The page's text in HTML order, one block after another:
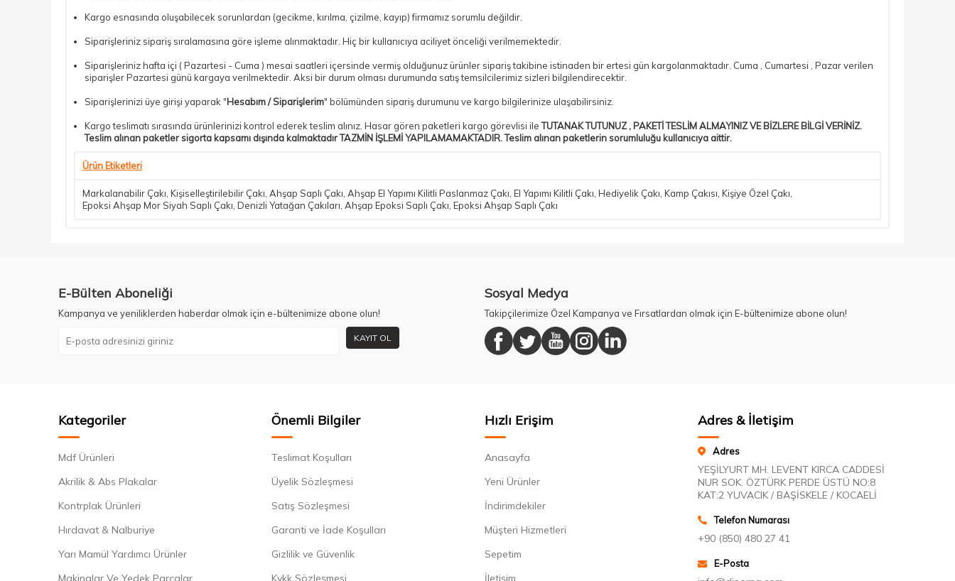
Kargo esnasında oluşabilecek sorunlardan (gecikme, kırılma, çizilme, kayıp) firmamız sorumlu değildir.
Siparişleriniz sipariş sıralamasına göre işleme alınmaktadır. Hiç bir kullanıcıya aciliyet önceliği verilmemektedir.
Siparişleriniz hafta içi ( Pazartesi - Cuma ) mesai saatleri içersinde vermiş olduğunuz ürünler sipariş takibine istinaden bir ertesi gün kargolanmaktadır. Cuma , Cumartesi , Pazar verilen
siparişler Pazartesi günü kargaya verilmektedir. Aksi bir durum olması durumunda satış temsilcilerimiz sizleri bilgilendirecektir.
Siparişlerinizi üye girişi yaparak "Hesabım / Siparişlerim" bölümünden sipariş durumunu ve kargo bilgilerinize ulaşabilirsiniz.
Kargo teslimatı sırasında ürünlerinizi kontrol ederek teslim alınız. Hasar gören paketleri kargo görevlisi ileTUTANAK TUTUNUZ , PAKETİ TESLİM ALMAYINIZ VE BİZLERE BİLGİ VERİNİZ.
Teslim alınan paketler sigorta kapsamı dışında kalmaktadır TAZMİN İŞLEMİ YAPILAMAMAKTADIR. Teslim alınan paketlerin sorumluluğu kullanıcıya aittir.
Ürün Etiketleri
Markalanabilir Çakı Kişiselleştirilebilir Çakı Ahşap Saplı Çakı Ahşap El Yapımı Kilitli Paslanmaz Çakı El Yapımı Kilitli Çakı Hediyelik Çakı Kamp Çakısı Kişiye Özel Çakı
Epoksi Ahşap Mor Siyah Saplı Çakı Denizli Yatağan Çakıları Ahşap Epoksi Saplı Çakı Epoksi Ahşap Saplı Çakı
E-Bülten Aboneliği
Kampanya ve yeniliklerden haberdar olmak için e-bültenimize abone olun!
KAYIT OL
Sosyal Medya
Takipçilerimize Özel Kampanya ve Fırsatlardan olmak için E-bültenimize abone olun!
Kategoriler
Mdf Ürünleri
Akrilik & Abs Plakalar
Kontrplak Ürünleri
Hırdavat & Nalburiye
Yarı Mamül Yardımcı Ürünler
Makinalar Ve Yedek Parçalar
Önemli Bilgiler
Teslimat Koşulları
Üyelik Sözleşmesi
Satış Sözleşmesi
Garanti ve İade Koşulları
Gizlilik ve Güvenlik
Kvkk Sözleşmesi
Hızlı Erişim
Anasayfa
Yeni Ürünler
İndirimdekiler
Müşteri Hizmetleri
Sepetim
İletişim
Adres & İletişim
Adres
YEŞİLYURT MH. LEVENT KIRCA CADDESİ
NUR SOK. ÖZTÜRK PERDE ÜSTÜ NO:8
KAT:2 YUVACIK / BAŞİSKELE / KOCAELİ
Telefon Numarası
+90 (850) 480 27 41
E-Posta